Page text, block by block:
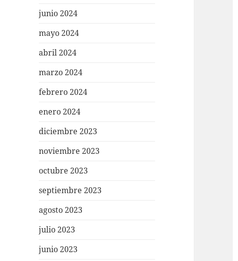
junio 2024
mayo 2024
abril 2024
marzo 2024
febrero 2024
enero 2024
diciembre 2023
noviembre 2023
octubre 2023
septiembre 2023
agosto 2023
julio 2023
junio 2023